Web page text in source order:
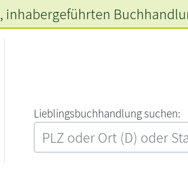
L‍i‍e‍b‍l‍i‍n‍g‍s‍b‍u‍c‍h‍h‍a‍n‍d‍l‍u‍n‍g‍ ‍s‍u‍c‍h‍e‍n‍:‍
, inhabergeführten